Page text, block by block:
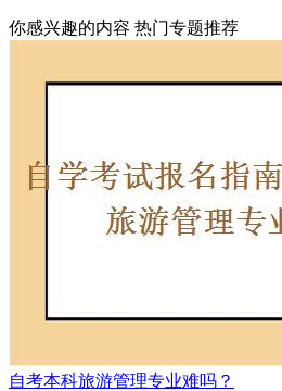
你感兴趣的内容 热门专题推荐
自考本科旅游管理专业难吗？